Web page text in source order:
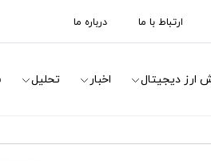
ارتباط با ما درباره ما
ارز دیجیتال اخبار تحلیل